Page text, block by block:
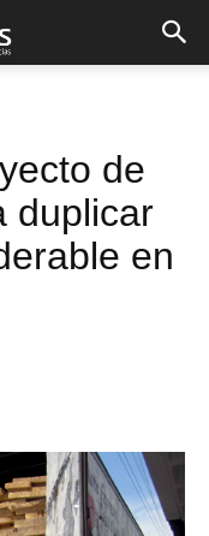
de
duplicar
en